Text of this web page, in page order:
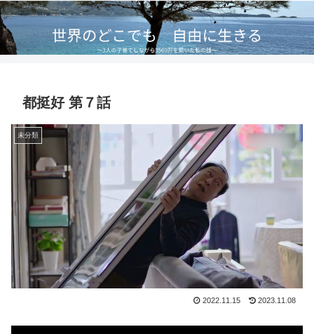
都挺好 第７話
未分類
2022.11.15 2023.11.08